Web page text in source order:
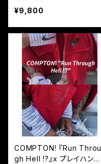
¥9,800
COMPTON! 『Run Throu
gh Hell !?』x プレイハンド!